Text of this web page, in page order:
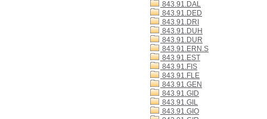
843.91.DAL
843.91.DED
843.91.DRI
843.91.DUH
843.91.DUR
843.91.ERN.S
843.91.EST
843.91.FIS
843.91.FLE
843.91.GEN
843.91.GID
843.91.GIL
843.91.GIO